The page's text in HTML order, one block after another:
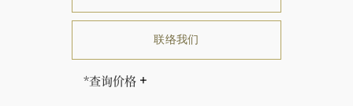
联络我们
*查询价格